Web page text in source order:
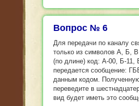
Вопрос № 6
Для передачи по каналу
только из символов А, Б,
(по длине) код: А-00, Б-11,
передается сообщение:
данным кодом.
переведите в
вид будет иметь это